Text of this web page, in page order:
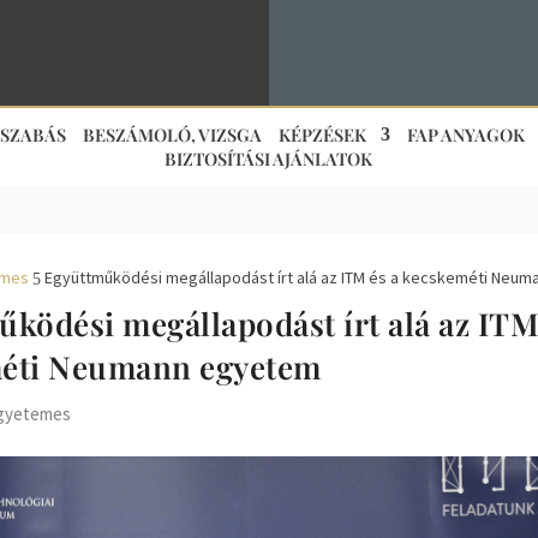
BESZÁMOLÓ, VIZSGA KÉPZÉSEK
FAP ANYAGOK
BIZTOSÍTÁSI AJÁNLATOK
5 Együttműködési megállapodást írt alá az ITM és a kecskeméti
megállapodást írt alá az
Neumann egyetem